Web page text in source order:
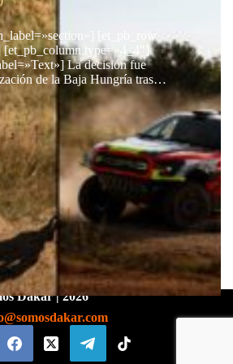
[et_pb_row
type=»4_4″]
La decisión fue
de la Baja Hungría tras…
Dakar | 2026